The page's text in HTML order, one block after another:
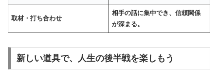
取材・打ち合わせ
相手の話に集中でき、信頼関係
が深まる。
新しい道具で、人生の後半戦を楽しもう